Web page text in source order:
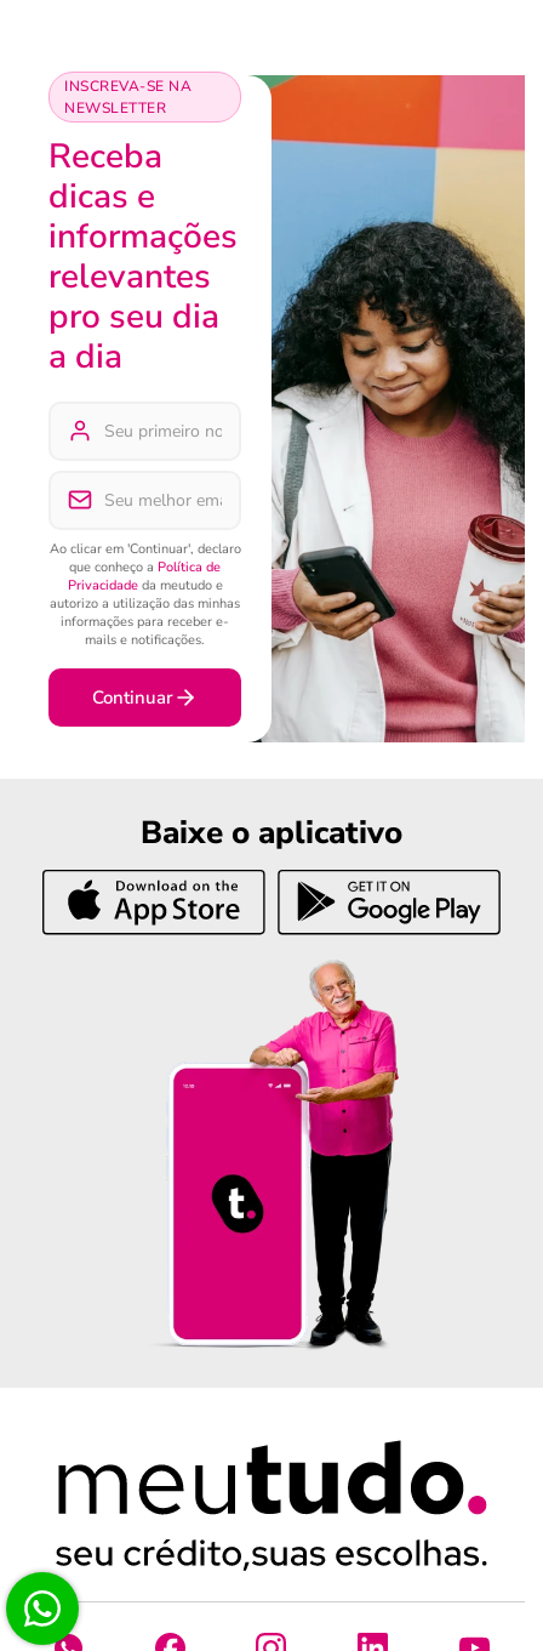
INSCREVA-SE NA
NEWSLETTER
Receba
dicas e
informações
relevantes
pro seu dia
a dia
Ao clicar em 'Continuar', declaro
que conheço a Política de
Privacidadeda meutudo e
autorizo a utilização das minhas
informações para receber e-
mails e notificações.
Continuar
Baixe o aplicativo